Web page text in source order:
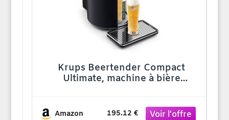
Krups Beertender Compact
Ultimate, machine à bière
Amazon 195.12 €